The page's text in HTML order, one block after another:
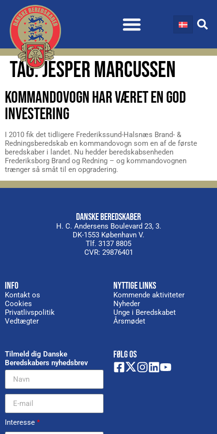
TAG:JESPER MARCUSSEN
KOMMANDOVOGN HAR VÆRET EN GOD
INVESTERING
I 2010 fik det tidligere Frederikssund-Halsnæs Brand- &
Redningsberedskab en kommandovogn som en af de første
beredskaber i landet. Nu hedder beredskabsenheden
Frederiksborg Brand og Redning – og kommandovognen
trænger så småt til en opgradering.
DANSKE BEREDSKABER
H. C. Andersens Boulevard 23, 3.
DK-1553 København V.
Tlf. 3137 8805
CVR: 29876401
INFO
Kontakt os
Cookies
Privatlivspolitik
Vedtægter
NYTTIGE LINKS
Kommende aktiviteter
Nyheder
Unge i Beredskabet
Årsmødet
Tilmeld dig Danske
Beredskabers nyhedsbrev
Interesse *
FØLG OS